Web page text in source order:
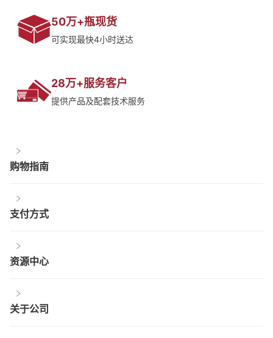
50万+瓶现货
可实现最快4小时送达
28万+服务客户
提供产品及配套技术服务
购物指南
支付方式
资源中心
关于公司